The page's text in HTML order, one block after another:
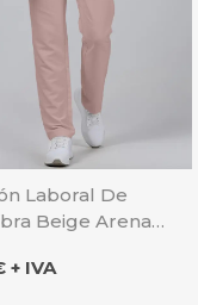
Laboral De
Beige Arena
+ IVA